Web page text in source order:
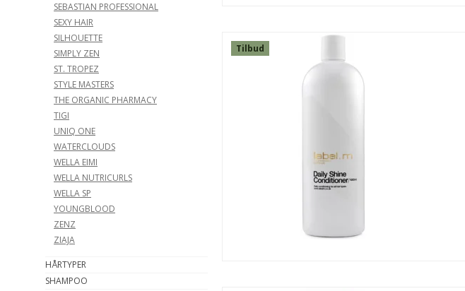
SPAR
48%
SEBASTIAN PROFESSIONAL
SEXY HAIR
SILHOUETTE
SIMPLY ZEN
ST. TROPEZ
STYLE MASTERS
THE ORGANIC PHARMACY
TIGI
UNIQ ONE
WATERCLOUDS
WELLA EIMI
WELLA NUTRICURLS
WELLA SP
YOUNGBLOOD
ZENZ
ZIAJA
HÅRTYPER
SHAMPOO
Tilbud